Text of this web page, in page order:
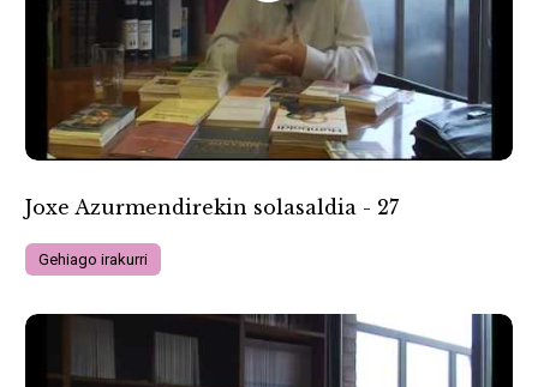
Joxe Azurmendirekin solasaldia - 27
Gehiago irakurri